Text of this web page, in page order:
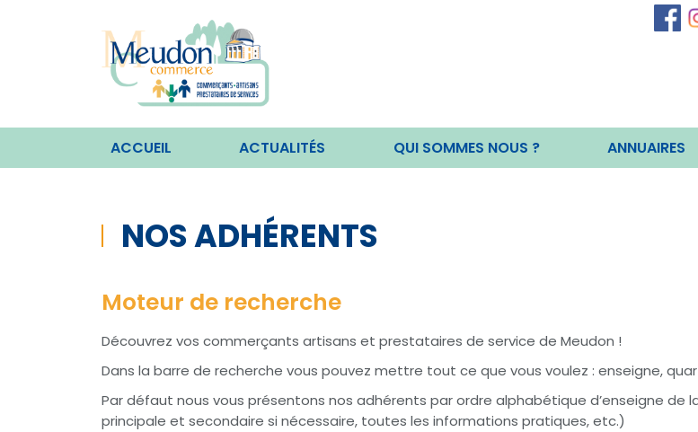
ACCUEIL ACTUALITÉS QUI SOMMES NOUS ? ANNUAIRES
NOS ADHÉRENTS
Moteur de recherche
Découvrez vos commerçants artisans et prestataires de service de Meudon !
Dans la barre de recherche vous pouvez mettre tout ce que vous voulez : enseigne,
Par défaut nous vous présentons nos adhérents par ordre alphabétique d’enseigne
principale et secondaire si nécessaire, toutes les informations pratiques, etc.)